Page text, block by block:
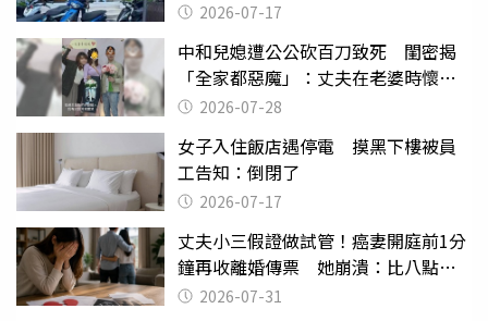
2026-07-17
中和兒媳遭公公砍百刀致死 閨密揭
「全家都惡魔」：丈夫在老婆時懷孕
摔東西
2026-07-28
女子入住飯店遇停電 摸黑下樓被員
工告知：倒閉了
2026-07-17
丈夫小三假證做試管！癌妻開庭前1分
鐘再收離婚傳票 她崩潰：比八點檔
還扯2026-07-31